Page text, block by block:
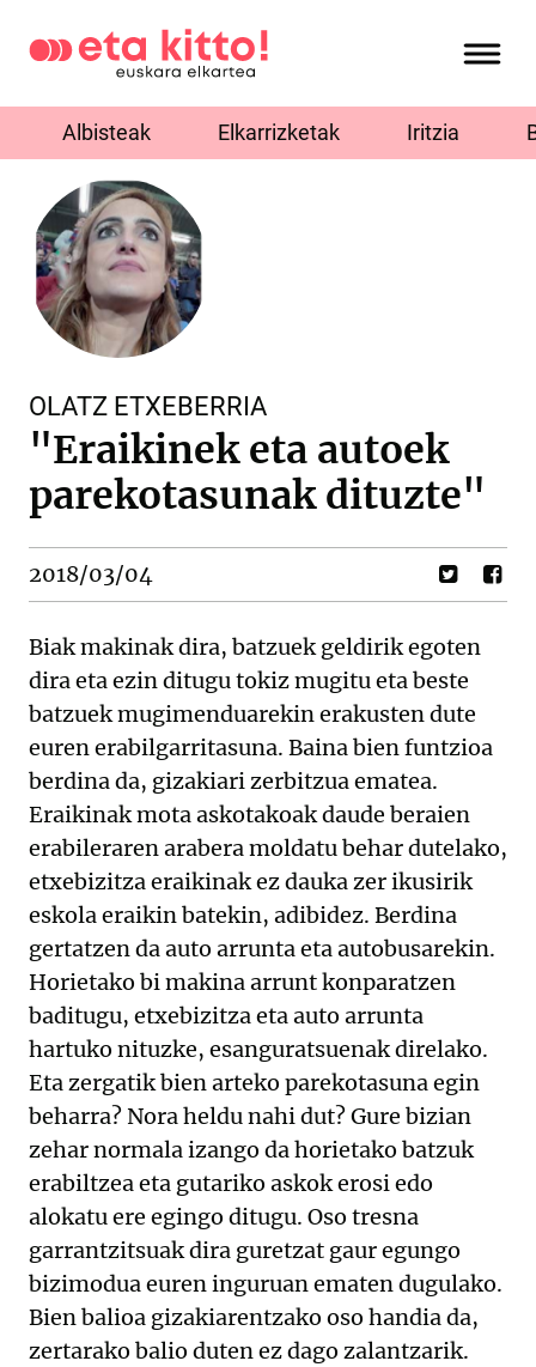
Albisteak Elkarrizketak Iritzia
OLATZ ETXEBERRIA
"Eraikinek eta autoek
parekotasunak dituzte"
2018/03/04
Biak makinak dira, batzuek geldirik egoten
dira eta ezin ditugu tokiz mugitu eta beste
batzuek mugimenduarekin erakusten dute
euren erabilgarritasuna. Baina bien funtzioa
berdina da, gizakiari zerbitzua ematea.
Eraikinak mota askotakoak daude beraien
erabileraren arabera moldatu behar dutelako,
etxebizitza eraikinak ez dauka zer ikusirik
eskola eraikin batekin, adibidez. Berdina
gertatzen da auto arrunta eta autobusarekin.
Horietako bi makina arrunt konparatzen
baditugu, etxebizitza eta auto arrunta
hartuko nituzke, esanguratsuenak direlako.
Eta zergatik bien arteko parekotasuna egin
beharra? Nora heldu nahi dut? Gure bizian
zehar normala izango da horietako batzuk
erabiltzea eta gutariko askok erosi edo
alokatu ere egingo ditugu. Oso tresna
garrantzitsuak dira guretzat gaur egungo
bizimodua euren inguruan ematen dugulako.
Bien balioa gizakiarentzako oso handia da,
zertarako balio duten ez dago zalantzarik.